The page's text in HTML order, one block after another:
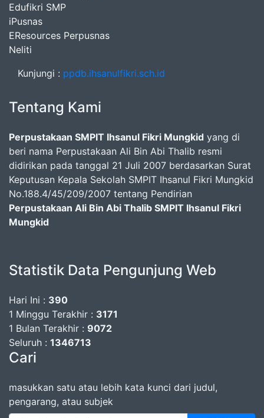
Edufikri SMP
iPusnas
EResources Perpusnas
Neliti
Kunjungi : ppdb.ihsanulfikri.sch.id
Tentang Kami
Perpustakaan SMPIT Ihsanul Fikri Mungkid yang di
beri nama Perpustakaan Ali Bin Abi Thalib resmi
didirikan pada tanggal 21 Juli 2007 berdasarkan Surat
Keputusan Kepala Sekolah SMPIT Ihsanul Fikri Mungkid
No.188.4/45/209/2007 tentang Pendirian
Perpustakaan Ali Bin Abi Thalib SMPIT Ihsanul Fikri
Mungkid
Statistik Data Pengunjung Web
Hari Ini : 390
1 Minggu Terakhir : 3171
1 Bulan Terakhir : 9072
Seluruh : 1346713
Cari
masukkan satu atau lebih kata kunci dari judul,
pengarang, atau subjek